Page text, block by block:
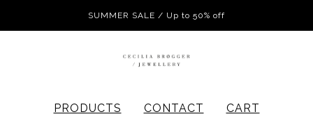
SUMMER SALE / Up to 50% off
PRODUCTS CONTACT CART